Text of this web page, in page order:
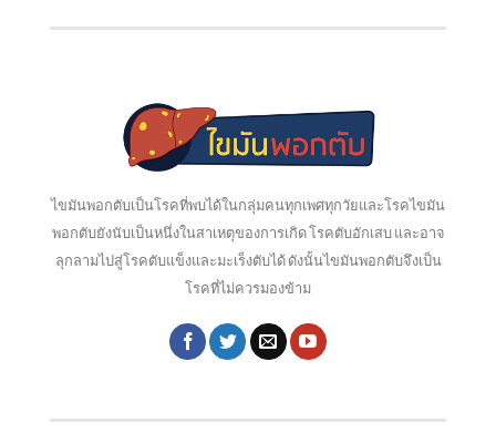
ไขมันพอกตับเป็นโรคที่พบได้ในกลุ่มคนทุกเพศทุกวัยและโรคไขมัน
พอกตับยังนับเป็นหนึ่งในสาเหตุของการเกิด โรคตับอักเสบ และอาจ
ลุกลามไปสู่โรคตับแข็งและมะเร็งตับได้ ดังนั้นไขมันพอกตับจึงเป็น
โรคที่ไม่ควรมองข้าม